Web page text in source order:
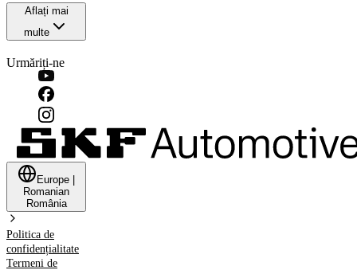
Aflați mai
multe
Urmăriți-ne
Europe
Romanian
România
Politica de
confidențialitate
Termeni de